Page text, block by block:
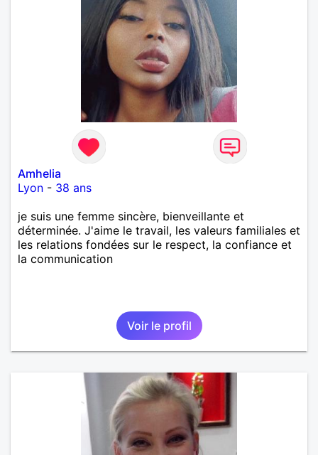
Amhelia
Lyon - 38 ans
je suis une femme sincère, bienveillante et
déterminée. J'aime le travail, les valeurs familiales et
les relations fondées sur le respect, la confiance et
la communication
Voir le profil